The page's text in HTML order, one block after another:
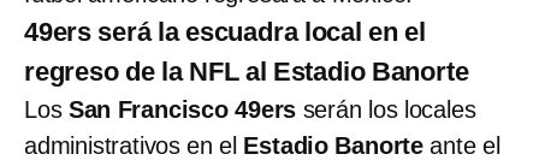
49ers será la escuadra local en el
regreso de la NFL al Estadio Banorte
LosSan Francisco 49ers serán los locales
administrativos en el Estadio Banorte ante el